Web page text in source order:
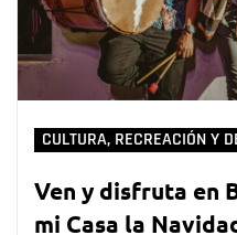
CULTURA, RECREACIÓN Y
Ven y disfruta en
mi Casa la